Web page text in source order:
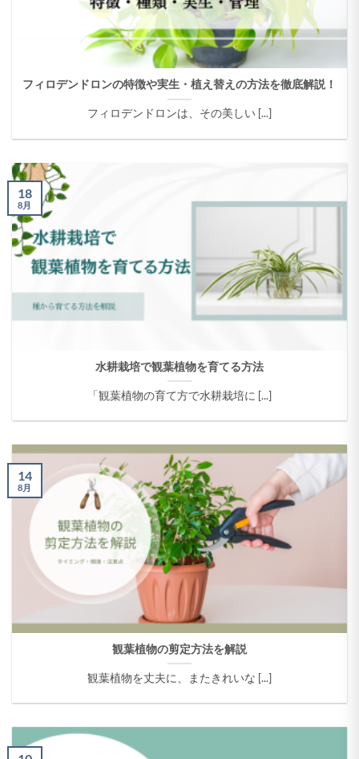
フィロデンドロンの特徴や実生・植え替えの方法を徹底解説！
フィロデンドロンは、その美しい [...]
水耕栽培で観葉植物を育てる方法
「観葉植物の育て方で水耕栽培に [...]
18
8月
観葉植物の剪定方法を解説
観葉植物を丈夫に、またきれいな [...]
14
8月